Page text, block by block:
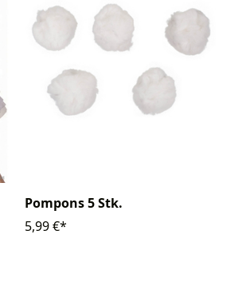
Pompons 5 Stk.
5,99 €*